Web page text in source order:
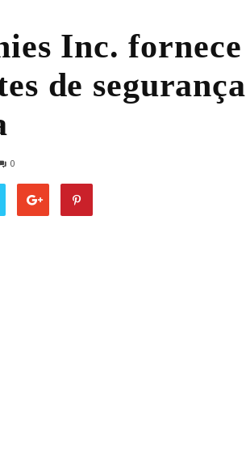
Inc. fornece
de segurança
0